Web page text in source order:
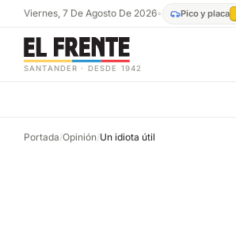
Viernes, 7 De Agosto De 2026• Pico y placa
SANTANDER · DESDE 1942
Portada/Opinión/Un idiota útil